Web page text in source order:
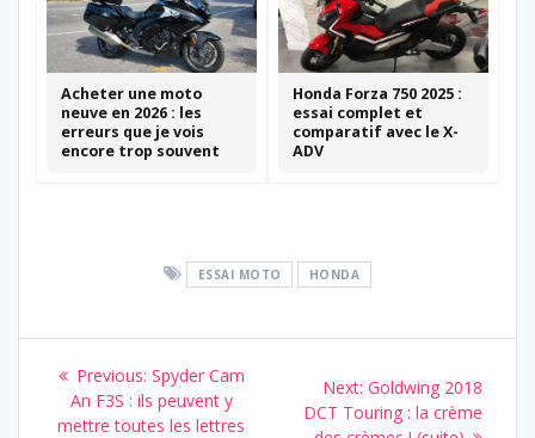
Acheter une moto
neuve en 2026 : les
erreurs que je vois
encore trop souvent
Honda Forza 750 2025 :
essai complet et
comparatif avec le X-
ADV
ESSAI MOTO HONDA
Navigation
de
Previous: Previous
post:
Spyder Cam
An F3S : ils peuvent y
mettre toutes les lettres
Next: Next
post:
Goldwing 2018
DCT Touring : la crème